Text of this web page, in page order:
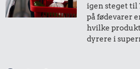
1,-
i 2022
igen steget til
på fødevarer
hvilke
dyrere i